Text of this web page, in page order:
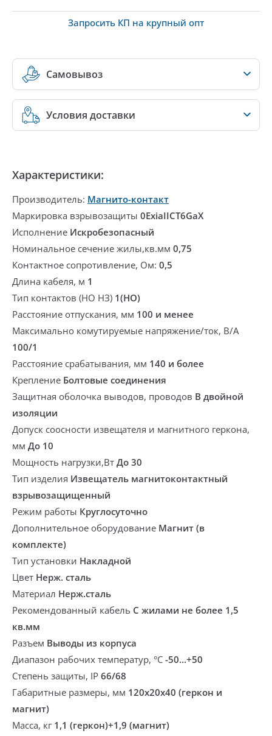
Запросить КП на крупный опт
Самовывоз
Условия доставки
Характеристики:
Производитель: Магнито-контакт
Маркировка взрывозащиты 0ExiaIICT6GaX
Исполнение Искробезопасный
Номинальное сечение жилы,кв.мм 0,75
Контактное сопротивление, Ом: 0,5
Длина кабеля, м 1
Тип контактов (НО НЗ) 1(НО)
Расстояние отпускания, мм 100 и менее
Максимально комутируемые напряжение/ток, В/А
100/1
Расстояние срабатывания, мм 140 и более
Крепление Болтовые соединения
Защитная оболочка выводов, проводов В двойной
изоляции
Допуск соосности извещателя и магнитного геркона,
мм До 10
Мощность нагрузки,Вт До 30
Тип изделия Извещатель магнитоконтактный
взрывозащищенный
Режим работы Круглосуточно
Дополнительное оборудование Магнит (в
комплекте)
Тип установки Накладной
Цвет Нерж. сталь
Материал Нерж.сталь
Рекомендованный кабель С жилами не более 1,5
кв.мм
Разъем Выводы из корпуса
Диапазон рабочих температур, °С -50...+50
Степень защиты, IP 66/68
Габаритные размеры, мм 120х20х40 (геркон и
магнит)
Масса, кг 1,1 (геркон)+1,9 (магнит)